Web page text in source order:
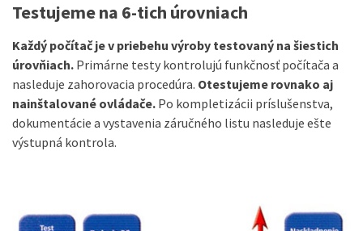
Testujeme na 6-tich úrovniach
Každý počítač je v priebehu výroby testovaný na šiestich
úrovňiach. Primárne testy kontrolujú funkčnosť počítača a
nasleduje zahorovacia procedúra. Otestujeme rovnako aj
nainštalované ovládače. Po kompletizácii príslušenstva,
dokumentácie a vystavenia záručného listu nasleduje ešte
výstupná kontrola.